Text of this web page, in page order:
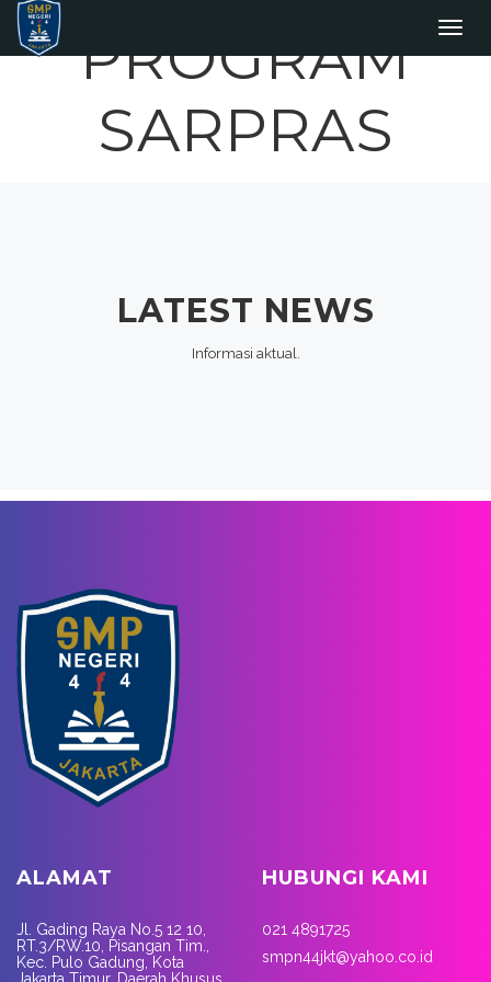
PROGRAM
SARPRAS
LATEST NEWS
Informasi aktual.
ALAMAT
Jl. Gading Raya No.5 12 10,
RT.3/RW.10, Pisangan Tim.,
Kec. Pulo Gadung, Kota
HUBUNGI KAMI
021 4891725
smpn44jkt@yahoo.co.id